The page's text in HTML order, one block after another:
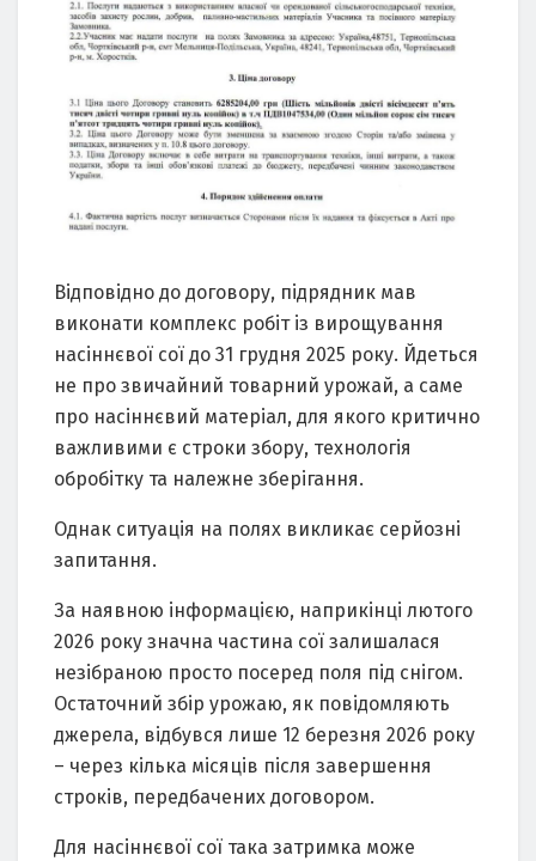
Відповідно до договору, підрядник мав
виконати комплекс робіт із вирощування
насіннєвої сої до 31 грудня 2025 року. Йдеться
не про звичайний товарний урожай, а саме
про насіннєвий матеріал, для якого критично
важливими є строки збору, технологія
обробітку та належне зберігання.
Однак ситуація на полях викликає серйозні
запитання.
За наявною інформацією, наприкінці лютого
2026 року значна частина сої залишалася
незібраною просто посеред поля під снігом.
Остаточний збір урожаю, як повідомляють
джерела, відбувся лише 12 березня 2026 року
– через кілька місяців після завершення
строків, передбачених договором.
Для насіннєвої сої така затримка може